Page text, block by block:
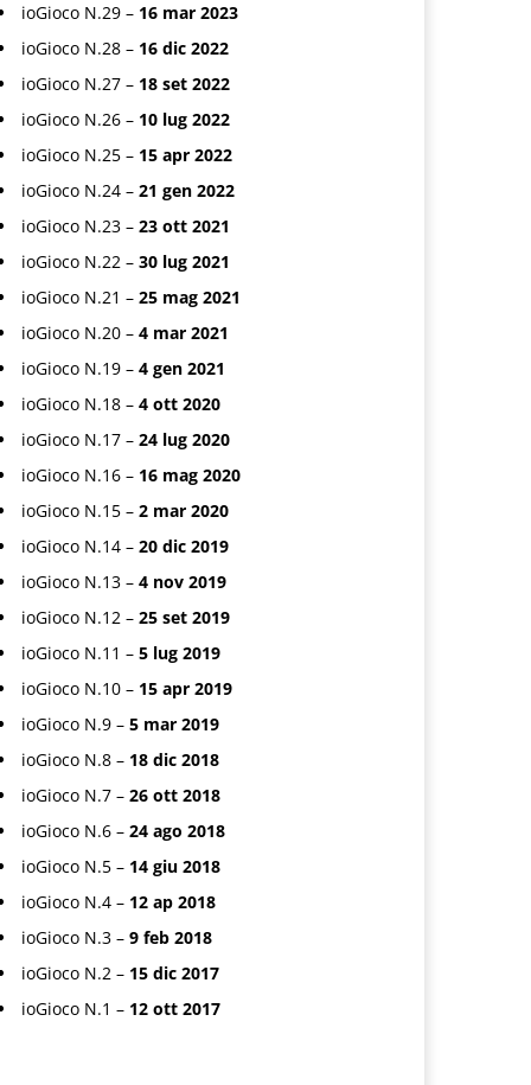
ioGioco N.29 – 16 mar 2023
ioGioco N.28 – 16 dic 2022
ioGioco N.27 – 18 set 2022
ioGioco N.26 – 10 lug 2022
ioGioco N.25 – 15 apr 2022
ioGioco N.24 – 21 gen 2022
ioGioco N.23 – 23 ott 2021
ioGioco N.22 – 30 lug 2021
ioGioco N.21 – 25 mag 2021
ioGioco N.20 – 4 mar 2021
ioGioco N.19 – 4 gen 2021
ioGioco N.18 – 4 ott 2020
ioGioco N.17 – 24 lug 2020
ioGioco N.16 – 16 mag 2020
ioGioco N.15 – 2 mar 2020
ioGioco N.14 – 20 dic 2019
ioGioco N.13 – 4 nov 2019
ioGioco N.12 – 25 set 2019
ioGioco N.11 – 5 lug 2019
ioGioco N.10 – 15 apr 2019
ioGioco N.9 – 5 mar 2019
ioGioco N.8 – 18 dic 2018
ioGioco N.7 – 26 ott 2018
ioGioco N.6 – 24 ago 2018
ioGioco N.5 – 14 giu 2018
ioGioco N.4 – 12 ap 2018
ioGioco N.3 – 9 feb 2018
ioGioco N.2 – 15 dic 2017
ioGioco N.1 – 12 ott 2017